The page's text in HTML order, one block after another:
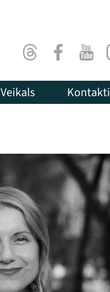
ThreadsFacebook
Veikals Kontakti